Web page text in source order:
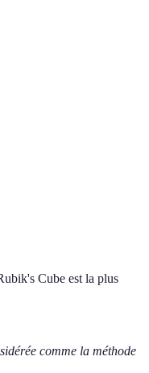
Cube est la plus
comme la méthode